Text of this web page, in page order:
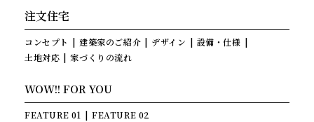
注文住宅
コンセプト 建築家のご紹介 デザイン
設備・仕様
土地対応
家づくりの流れ
WOW!! FOR YOU
FEATURE 01 FEATURE 02